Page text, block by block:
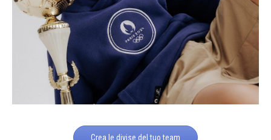
Crea le divise del tuo team